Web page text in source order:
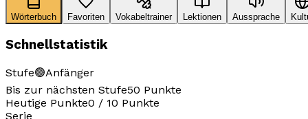
Wörterbuch Favoriten Vokabeltrainer Lektionen Aussprache
Schnellstatistik
Stufe🟢Anfänger
Bis zur nächsten Stufe50 Punkte
Heutige Punkte0 / 10 Punkte
Serie